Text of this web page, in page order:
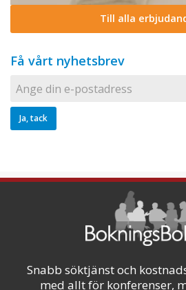
Till alla
Få vårt nyhetsbrev
Snabb söktjänst och
med allt för konferenser,